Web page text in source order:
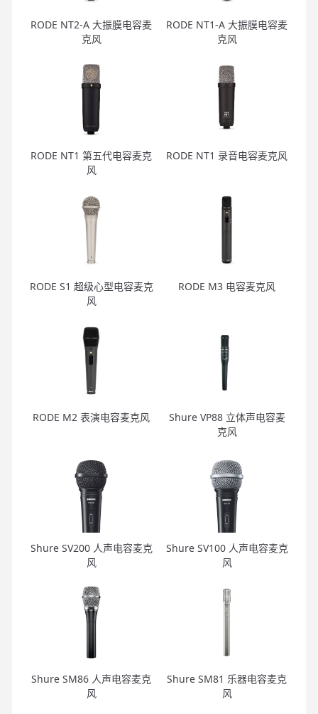
RODE NT2-A 大振膜电容麦
克风
RODE NT1-A 大振膜电容麦
克风
RODE NT1 第五代电容麦克
风
RODE NT1 录音电容麦克风
RODE S1 超级心型电容麦克
风
RODE M3 电容麦克风
RODE M2 表演电容麦克风
Shure VP88 立体声电容麦
克风
Shure SV200 人声电容麦克
风
Shure SV100 人声电容麦克
风
Shure SM86 人声电容麦克
风
Shure SM81 乐器电容麦克
风